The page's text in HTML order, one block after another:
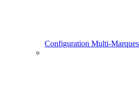
Configuration Multi-Marques